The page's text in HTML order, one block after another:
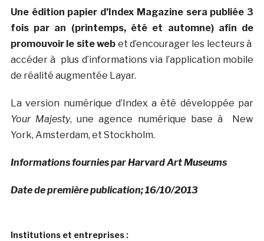
Une édition papier d’Index Magazine sera publiée 3
fois par an (printemps, été et automne) afin de
promouvoir le site web et d’encourager les lecteurs à
accéder à plus d’informations via l’application mobile
de réalité augmentée Layar.
La version numérique d’Index a été développée par
Your Majesty, une agence numérique base à New
York, Amsterdam, et Stockholm.
Informations fournies par Harvard Art Museums
Date de première publication; 16/10/2013
Institutions et entreprises :